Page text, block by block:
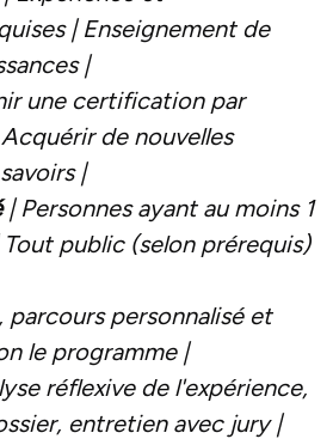
| Enseignement de
|
une certification par
de nouvelles
|
| Personnes ayant au moins 1
public (selon prérequis)
parcours personnalisé et
le programme |
réflexive de l'expérience,
entretien avec jury |